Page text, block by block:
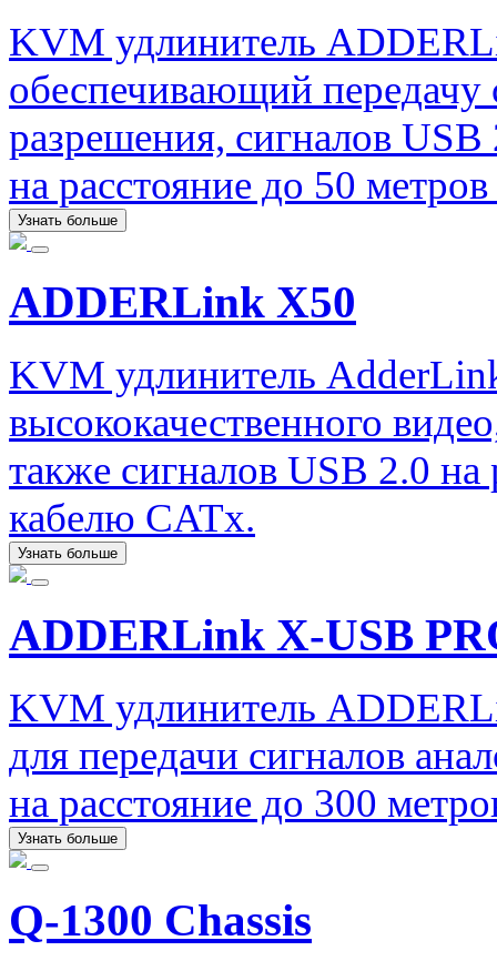
KVM удлинитель
обеспечивающий передачу
разрешения, сигналов
на расстояние до 50
Узнать больше
ADDERLink X50
KVM удлинитель
высококачественного
также сигналов USB 2.0
кабелю CATx.
Узнать больше
ADDERLink X-USB
KVM удлинитель
для передачи сигналов
на расстояние до 300
Узнать больше
Q-1300 Chassis